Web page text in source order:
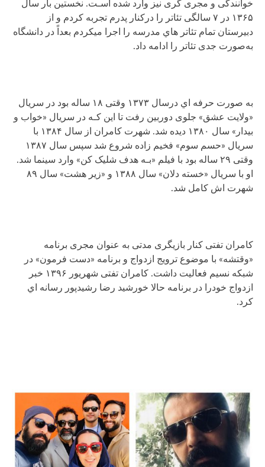
خوانندگی و مجری گری نیز وارد شده اسـت. نخستین بار سال
۱۳۶۵ در ۷ سالگی تئاتر را درکنار پدرم تجربه کردم و از
دبیرستان تمام تئاتر هاي‌ مدرسه را اجرا میکردم بعداً در دانشگاه
به‌صورت جدی تئاتر را ادامه داد.
به‌ صورت حرفه اي درسال ۱۳۷۳ وقتی ۱۸ ساله بود در سریال
«ولایت عشق» جلوی دوربین رفت تا این کـه در سریال «خواب و
بیدار» سال ۱۳۸۰ دیده شد. شهرت کامران از سال ۱۳۸۴ با
سریال «حسم سوم» فخیم زاده شروع شد سپس سال ۱۳۸۷
وقتی ۲۹ ساله بود با فیلم «بـه هدف شلیک کن» وارد سینما شد.
او با سریال «خسته دلان» سال ۱۳۸۸ و «زیر هشت» سال ۸۹
شهرت اش کامل شد.
کامران تفتی کنار بازیگری مدتی به عنوان مجری برنامه
«وقتشه» با موضوع ترویج ازدواج و برنامه «دست فرمون» در
شبکه نسیم فعالیت داشت. کامران تفتی شهریور ۱۳۹۶ خبر
ازدواج خودرا در برنامه حالا خورشید رضا رشیدپور رسانه اي
کرد.